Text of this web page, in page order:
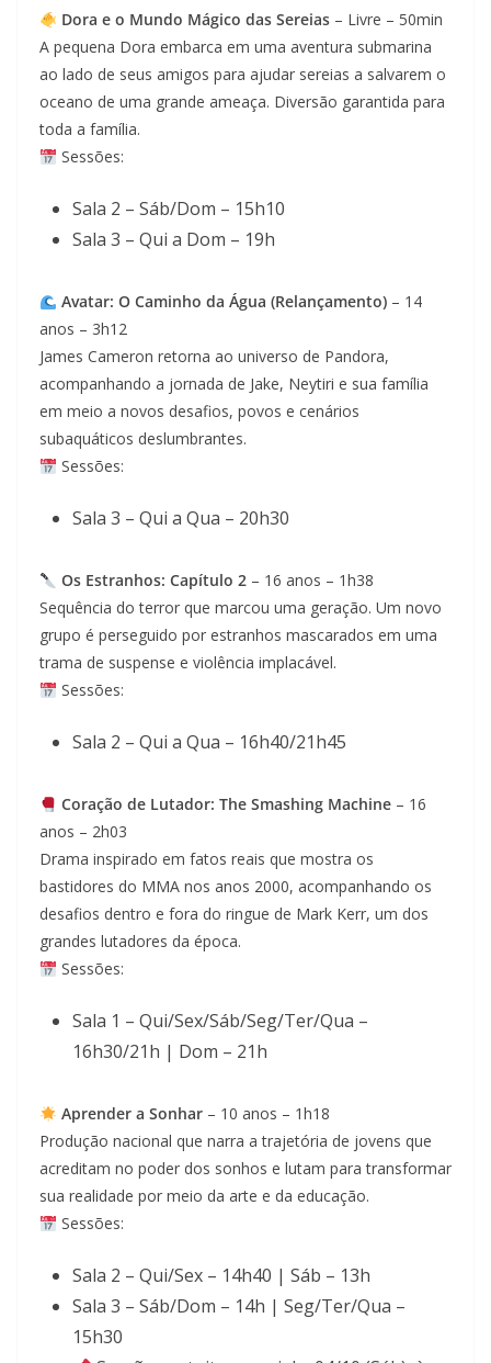
Dora e o Mundo Mágico das Sereias– Livre – 50min
A pequena Dora embarca em uma aventura submarina
ao lado de seus amigos para ajudar sereias a salvarem o
oceano de uma grande ameaça. Diversão garantida para
toda a família.
Sessões:
Sala 2 – Sáb/Dom – 15h10
Sala 3 – Qui a Dom – 19h
Avatar: O Caminho da Água (Relançamento)– 14
anos – 3h12
James Cameron retorna ao universo de Pandora,
acompanhando a jornada de Jake, Neytiri e sua família
em meio a novos desafios, povos e cenários
subaquáticos deslumbrantes.
Sessões:
Sala 3 – Qui a Qua – 20h30
Os Estranhos: Capítulo 2– 16 anos – 1h38
Sequência do terror que marcou uma geração. Um novo
grupo é perseguido por estranhos mascarados em uma
trama de suspense e violência implacável.
Sessões:
Sala 2 – Qui a Qua – 16h40/21h45
Coração de Lutador: The Smashing Machine– 16
anos – 2h03
Drama inspirado em fatos reais que mostra os
bastidores do MMA nos anos 2000, acompanhando os
desafios dentro e fora do ringue de Mark Kerr, um dos
grandes lutadores da época.
Sessões:
Sala 1 – Qui/Sex/Sáb/Seg/Ter/Qua –
16h30/21h | Dom – 21h
Aprender a Sonhar– 10 anos – 1h18
Produção nacional que narra a trajetória de jovens que
acreditam no poder dos sonhos e lutam para transformar
sua realidade por meio da arte e da educação.
Sessões:
Sala 2 – Qui/Sex – 14h40 | Sáb – 13h
Sala 3 – Sáb/Dom – 14h | Seg/Ter/Qua –
15h30